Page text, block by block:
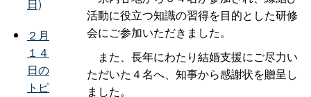
活動に役立つ知識の習得を目的とした研修
会にご参加いただきました。
また、長年にわたり結婚支援にご尽力い
ただいた４名へ、知事から感謝状を贈呈し
ました。
日)
２月
１４
日の
トピ